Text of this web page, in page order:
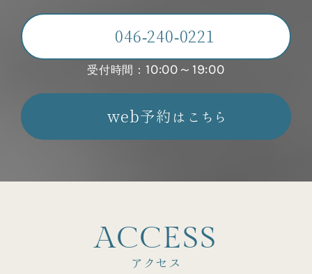
046-240-0221
受付時間： 10:00～19:00
web予約はこちら
ACCESS
アクセス